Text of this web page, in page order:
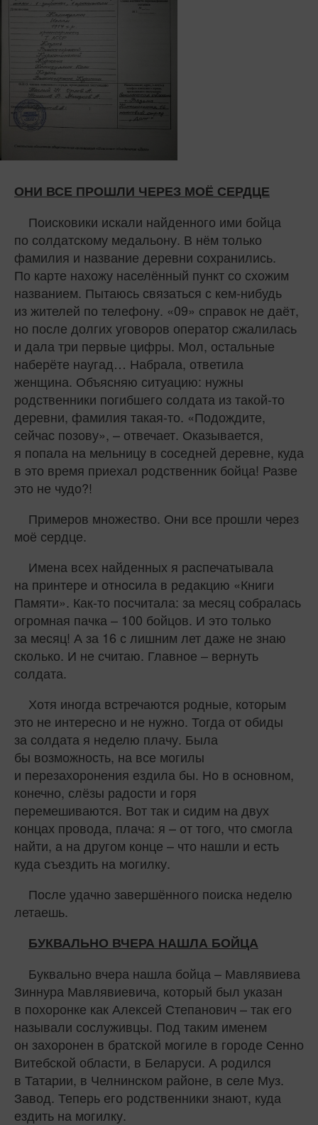
ОНИ ВСЕ ПРОШЛИ ЧЕРЕЗ МОЁ СЕРДЦЕ
Поисковики искали найденного ими бойца
по солдатскому медальону. В нём только
фамилия и название деревни сохранились.
По карте нахожу населённый пункт со схожим
названием. Пытаюсь связаться с кем-нибудь
из жителей по телефону. «09» справок не даёт,
но после долгих уговоров оператор сжалилась
и дала три первые цифры. Мол, остальные
наберёте наугад… Набрала, ответила
женщина. Объясняю ситуацию: нужны
родственники погибшего солдата из такой‑то
деревни, фамилия такая-то. «Подождите,
сейчас позову», – отвечает. Оказывается,
я попала на мельницу в соседней деревне, куда
в это время приехал родственник бойца! Разве
это не чудо?!
Примеров множество. Они все прошли через
моё сердце.
Имена всех найденных я распечатывала
на принтере и относила в редакцию «Книги
Памяти». Как‑то посчитала: за месяц собралась
огромная пачка – 100 бойцов. И это только
за месяц! А за 16 с лишним лет даже не знаю
сколько. И не считаю. Главное – вернуть
солдата.
Хотя иногда встречаются родные, которым
это не интересно и не нужно. Тогда от обиды
за солдата я неделю плачу. Была
бы возможность, на все могилы
и перезахоронения ездила бы. Но в основном,
конечно, слёзы радости и горя
перемешиваются. Вот так и сидим на двух
концах провода, плача: я – от того, что смогла
найти, а на другом конце – что нашли и есть
куда съездить на могилку.
После удачно завершённого поиска неделю
летаешь.
БУКВАЛЬНО ВЧЕРА НАШЛА БОЙЦА
Буквально вчера нашла бойца – Мавлявиева
Зиннура Мавлявиевича, который был указан
в похоронке как Алексей Степанович – так его
называли сослуживцы. Под таким именем
он захоронен в братской могиле в городе Сенно
Витебской области, в Беларуси. А родился
в Татарии, в Челнинском районе, в селе Муз.
Завод. Теперь его родственники знают, куда
ездить на могилку.